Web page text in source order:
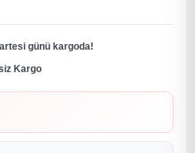
günü kargoda!
Kargo